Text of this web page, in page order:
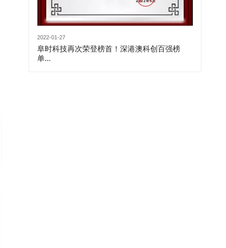
2022-01-27
阜时科技再次荣登榜首！深港澳科创百强榜
单...